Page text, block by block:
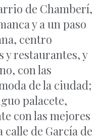
de Chamberí,
y a un paso
centro
y restaurantes, y
con las
de la ciudad;
palacete,
con las mejores
de García de